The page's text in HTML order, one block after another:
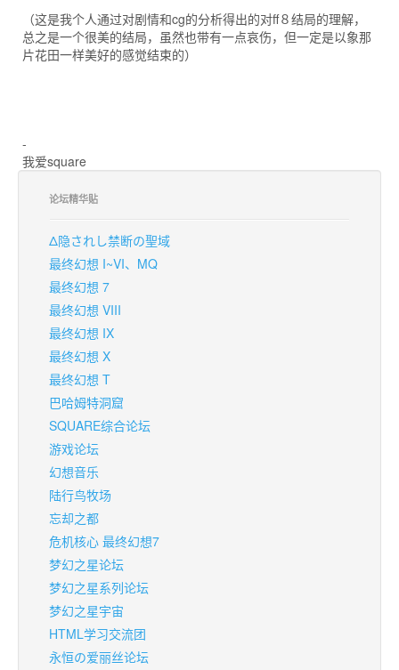
（这是我个人通过对剧情和cg的分析得出的对ff８结局的理解，
总之是一个很美的结局，虽然也带有一点哀伤，但一定是以象那
片花田一样美好的感觉结束的）
-
我爱square
论坛精华贴
Δ隐されし禁断の聖域
最终幻想 I~VI、MQ
最终幻想 7
最终幻想 VIII
最终幻想 IX
最终幻想 X
最终幻想 T
巴哈姆特洞窟
SQUARE综合论坛
游戏论坛
幻想音乐
陆行鸟牧场
忘却之都
危机核心 最终幻想7
梦幻之星论坛
梦幻之星系列论坛
梦幻之星宇宙
HTML学习交流团
永恒の爱丽丝论坛